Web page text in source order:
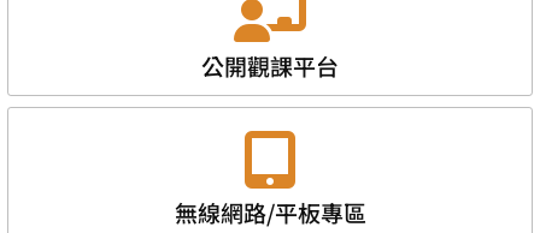
公開觀課平台
無線網路/平板專區